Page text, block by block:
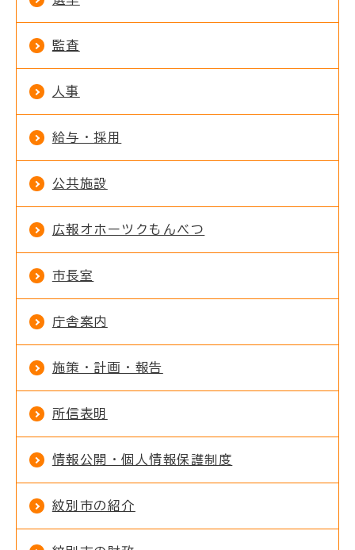
監査
人事
給与・採用
公共施設
広報オホーツクもんべつ
市長室
庁舎案内
施策・計画・報告
所信表明
情報公開・個人情報保護制度
紋別市の紹介